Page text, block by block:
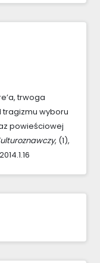
trwoga
tragizmu wyboru
powieściowej
, (1),